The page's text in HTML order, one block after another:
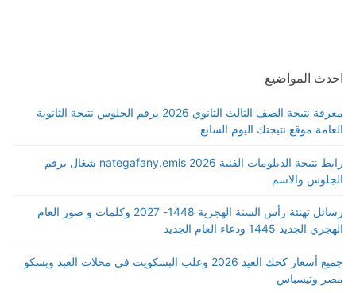
احدث المواضيع
معرفة نتيجة الصف الثالث الثانوي 2026 برقم الجلوس نتيجة الثانوية
العامة موقع نتيجتك اليوم السابع
رابط نتيجة الدبلومات الفنية 2026 nategafany.emis شغال برقم
الجلوس والاسم
رسائل تهنئة رأس السنة الهجرية 1448- 2027 وكلمات و صور العام
الهجري الجديد 1445 ودعاء العام الجديد
جميع أسعار كحك العيد 2026 وعلب البسكويت في محلات العبد وبسكو
مصر وتيسباس